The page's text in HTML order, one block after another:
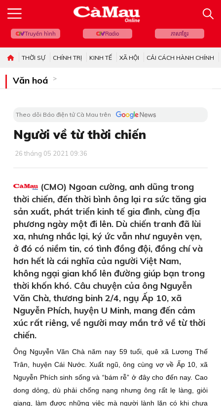
Truyền hình Radio ភាសាខ្មែរ
THỜI SỰ CHÍNH TRỊ KINH TẾ XÃ HỘI CẢI CÁCH HÀNH CHÍNH
Văn hoá
Theo dõi Báo điện tử Cà Mau trên
Người về từ thời chiến
26 tháng 05 2021 09:36
(CMO) Ngoan cường, anh dũng trong
thời chiến, đến thời bình ông lại ra sức tăng gia
sản xuất, phát triển kinh tế gia đình, cùng địa
phương ngày một đi lên. Dù chiến tranh đã lùi
xa, nhưng nhắc lại, ký ức vẫn như nguyên vẹn,
ở đó có niềm tin, có tình đồng đội, đồng chí và
hơn hết là cái nghĩa của người Việt Nam,
không ngại gian khổ lên đường giúp bạn trong
thời khốn khó. Câu chuyện của ông Nguyễn
Văn Chà, thương binh 2/4, ngụ Ấp 10, xã
Nguyễn Phích, huyện U Minh, mang đến cảm
xúc rất riêng, về người may mắn trở về từ thời
chiến.
Ông Nguyễn Văn Chà năm nay 59 tuổi, quê xã Lương Thế
Trân, huyện Cái Nước. Xuất ngũ, ông cùng vợ về Ấp 10, xã
Nguyễn Phích sinh sống và “bám rễ” ở đây cho đến nay. Cao
dong dỏng, dù phải chống nạng nhưng ông rất lẹ làng, giỏi
giang, làm được những việc mà người lành lặn có khi chưa